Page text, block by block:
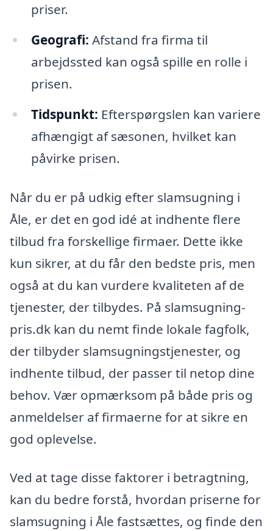
priser.
Geografi: Afstand fra firma til
arbejdssted kan også spille en rolle i
prisen.
Tidspunkt: Efterspørgslen kan variere
afhængigt af sæsonen, hvilket kan
påvirke prisen.
Når du er på udkig efter slamsugning i
Åle, er det en god idé at indhente flere
tilbud fra forskellige firmaer. Dette ikke
kun sikrer, at du får den bedste pris, men
også at du kan vurdere kvaliteten af de
tjenester, der tilbydes. På slamsugning-
pris.dk kan du nemt finde lokale fagfolk,
der tilbyder slamsugningstjenester, og
indhente tilbud, der passer til netop dine
behov. Vær opmærksom på både pris og
anmeldelser af firmaerne for at sikre en
god oplevelse.
Ved at tage disse faktorer i betragtning,
kan du bedre forstå, hvordan priserne for
slamsugning i Åle fastsættes, og finde den